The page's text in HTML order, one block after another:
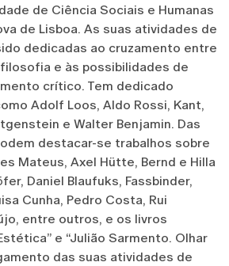
de Ciência Sociais e Humanas
de Lisboa. As suas atividades de
dedicadas ao cruzamento entre
e às possibilidades de
crítico. Tem dedicado
Adolf Loos, Aldo Rossi, Kant,
e Walter Benjamin. Das
destacar-se trabalhos sobre
Mateus, Axel Hütte, Bernd e Hilla
Daniel Blaufuks, Fassbinder,
Cunha, Pedro Costa, Rui
entre outros, e os livros
e “Julião Sarmento. Olhar
das suas atividades de